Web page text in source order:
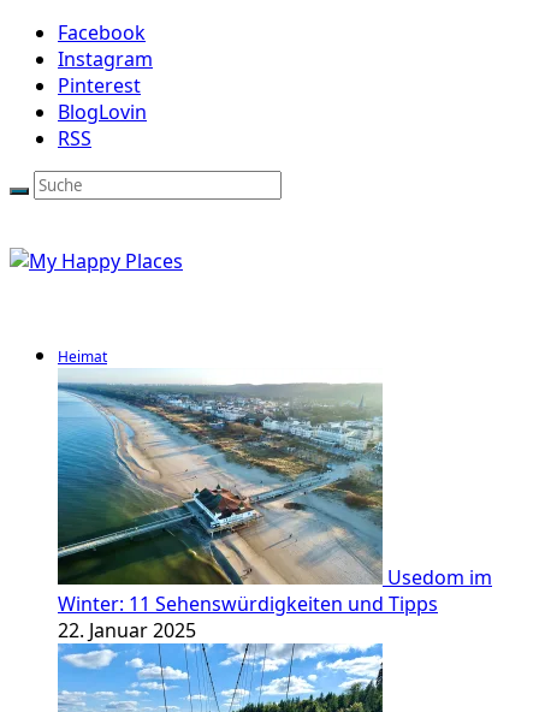
Facebook
Instagram
Pinterest
BlogLovin
RSS
Heimat
Usedom im
Winter: 11 Sehenswürdigkeiten und Tipps
22. Januar 2025